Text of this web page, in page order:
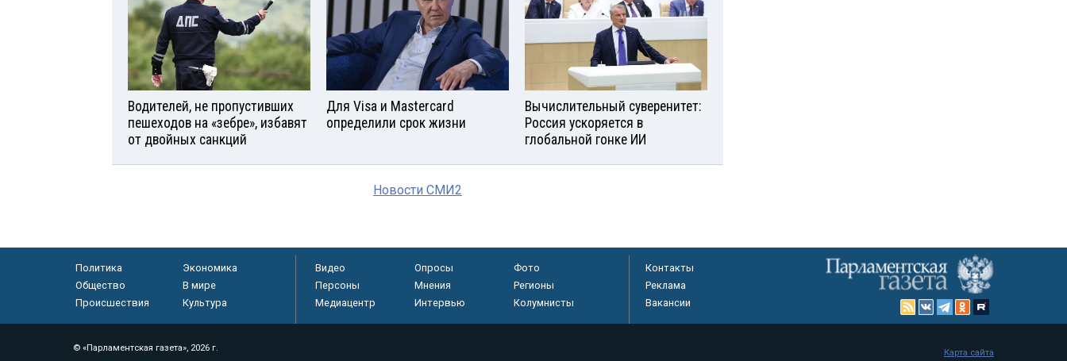
Водителей, не пропустивших
пешеходов на «зебре», избавят
от двойных санкций
Для Visа и Mastercard
определили срок жизни
Вычислительный суверенитет:
Россия ускоряется в
глобальной гонке ИИ
Новости СМИ2
Политика
Экономика
Общество
В мире
Происшествия
Культура
Видео Опросы
Фото
Персоны
Мнения
Регионы
Медиацентр
Интервью Колумнисты
Контакты
Реклама
Вакансии
© «Парламентская газета», 2026 г.
Карта сайта